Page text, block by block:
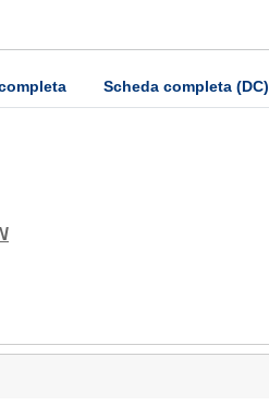
Scheda completa (DC)